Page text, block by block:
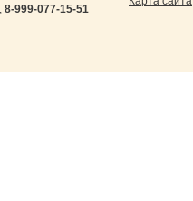
, 8-999-077-15-51